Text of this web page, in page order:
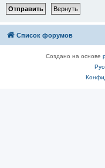
Список форумов
Создано на основе